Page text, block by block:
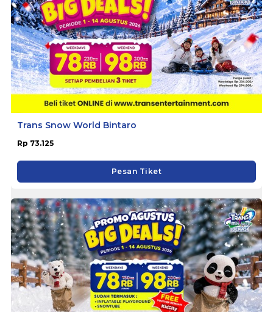
Trans Snow World Bintaro
Rp 73.125
Pesan Tiket